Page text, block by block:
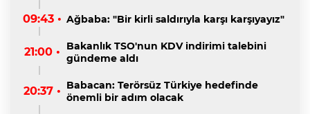
09:43 • Ağbaba: "Bir kirli saldırıyla karşı karşıyayız"
21:00 •
Bakanlık TSO'nun KDV indirimi talebini
gündeme aldı
20:37 • Babacan: Terörsüz Türkiye hedefinde
önemli bir adım olacak